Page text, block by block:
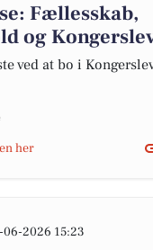
Fællesskab,
og
ved at bo i
her
06-2026 15:23